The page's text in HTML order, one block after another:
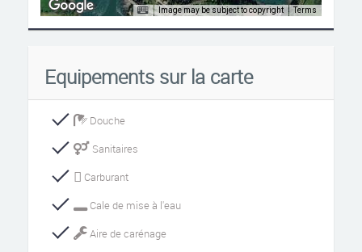
Image may be subject to copyright Terms
Equipements sur la carte
Douche
Sanitaires
Carburant
Cale de mise à l'eau
Aire de carénage